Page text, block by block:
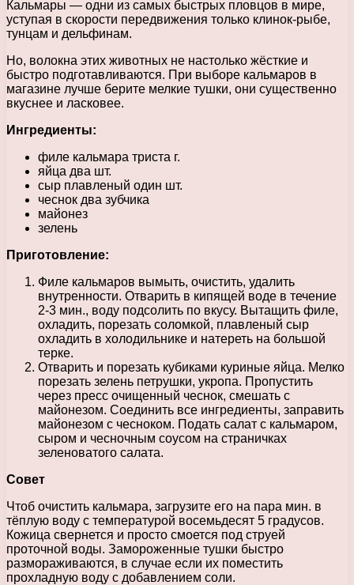
Кальмары — одни из самых быстрых пловцов в мире,
уступая в скорости передвижения только клинок-рыбе,
тунцам и дельфинам.
Но, волокна этих животных не настолько жёсткие и
быстро подготавливаются. При выборе кальмаров в
магазине лучше берите мелкие тушки, они существенно
вкуснее и ласковее.
Ингредиенты:
филе кальмара триста г.
яйца два шт.
сыр плавленый один шт.
чеснок два зубчика
майонез
зелень
Приготовление:
Филе кальмаров вымыть, очистить, удалить
внутренности. Отварить в кипящей воде в течение
2-3 мин., воду подсолить по вкусу. Вытащить филе,
охладить, порезать соломкой, плавленый сыр
охладить в холодильнике и натереть на большой
терке.
Отварить и порезать кубиками куриные яйца. Мелко
порезать зелень петрушки, укропа. Пропустить
через пресс очищенный чеснок, смешать с
майонезом. Соединить все ингредиенты, заправить
майонезом с чесноком. Подать салат с кальмаром,
сыром и чесночным соусом на страничках
зеленоватого салата.
Совет
Чтоб очистить кальмара, загрузите его на пара мин. в
тёплую воду с температурой восемьдесят 5 градусов.
Кожица свернется и просто смоется под струей
проточной воды. Замороженные тушки быстро
размораживаются, в случае если их поместить
прохладную воду с добавлением соли.